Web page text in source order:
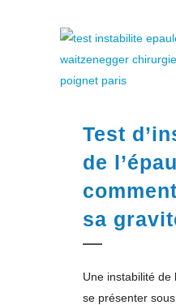
Test
de
sa
Une instabilité de
se présenter